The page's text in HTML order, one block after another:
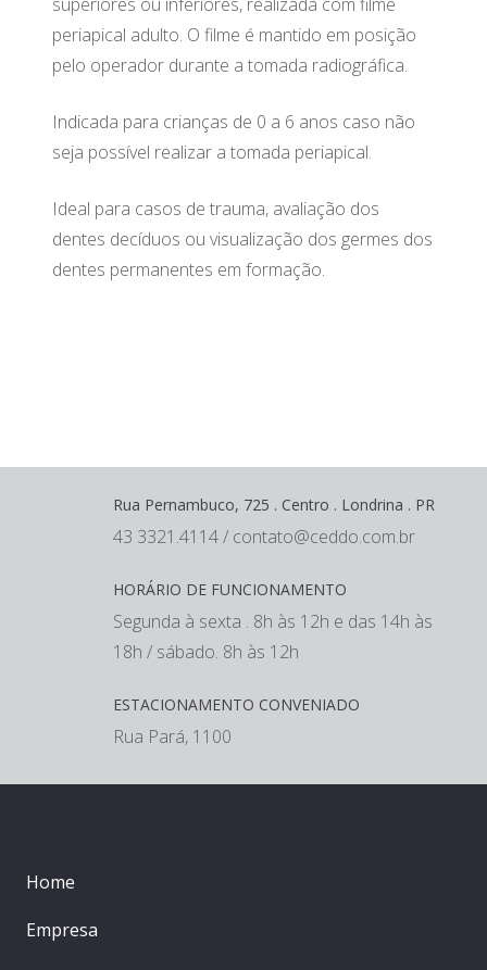
periapical adulto. O filme é mantido em posição
pelo operador durante a tomada radiográfica.
Indicada para crianças de 0 a 6 anos caso não
seja possível realizar a tomada periapical.
Ideal para casos de trauma, avaliação dos
dentes decíduos ou visualização dos germes dos
dentes permanentes em formação.
Rua Pernambuco, 725 . Centro . Londrina . PR
43 3321.4114 / contato@ceddo.com.br
HORÁRIO DE FUNCIONAMENTO
Segunda à sexta . 8h às 12h e das 14h às
18h / sábado. 8h às 12h
ESTACIONAMENTO CONVENIADO
Rua Pará, 1100
Home
Empresa